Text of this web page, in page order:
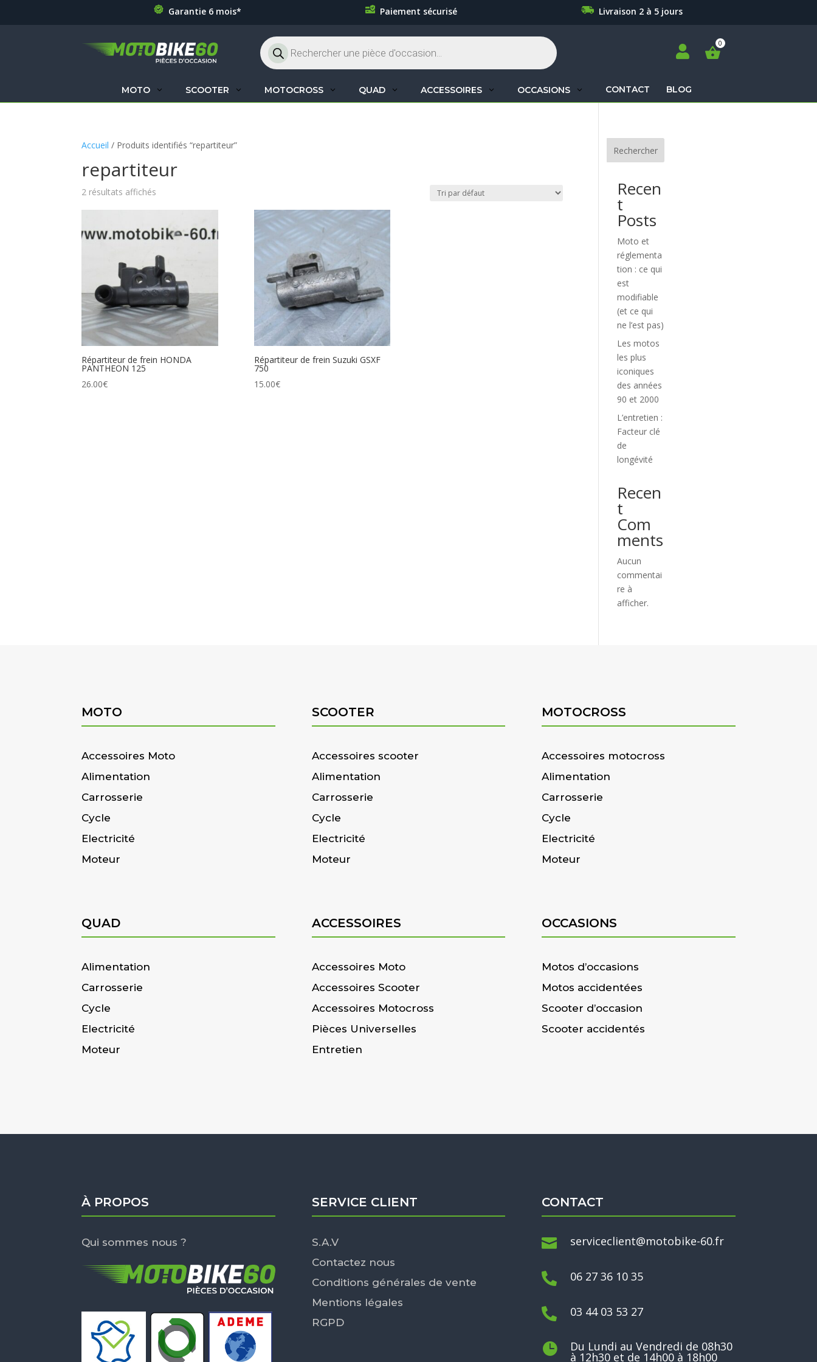
Garantie 6 mois* Paiement sécurisé Livraison 2 à 5 jours
Recherche
de
produits

MOTO SCOOTER MOTOCROSS QUAD ACCESSOIRES OCCASIONS CONTACT BLOG
produits
Accueil / Produits identifiés “repartiteur”
repartiteur
2 résultats affichés
Répartiteur de frein HONDA
PANTHEON 125
26.00€
Répartiteur de frein Suzuki GSXF
750
15.00€
Rechercher
Recen
t
Posts
Moto et
réglementa
tion : ce qui
est
modifiable
(et ce qui
ne l’est pas)
Les motos
les plus
iconiques
des années
90 et 2000
L’entretien :
Facteur clé
de
longévité
Recen
t
Com
ments
Aucun
commentai
re à
afficher.
MOTO
Accessoires Moto
Alimentation
Carrosserie
Cycle
Electricité
Moteur
SCOOTER
Accessoires scooter
Alimentation
Carrosserie
Cycle
Electricité
Moteur
MOTOCROSS
Accessoires motocross
Alimentation
Carrosserie
Cycle
Electricité
Moteur
QUAD
Alimentation
Carrosserie
Cycle
Electricité
Moteur
ACCESSOIRES
Accessoires Moto
Accessoires Scooter
Accessoires Motocross
Pièces Universelles
Entretien
OCCASIONS
Motos d’occasions
Motos accidentées
Scooter d’occasion
Scooter accidentés
À PROPOS
Qui sommes nous ?
SERVICE CLIENT
S.A.V
Contactez nous
Conditions générales de vente
Mentions légales
RGPD
CONTACT
 serviceclient@motobike-60.fr
 06 27 36 10 35
 03 44 03 53 27
 Du Lundi au Vendredi de 08h30
à 12h30 et de 14h00 à 18h00